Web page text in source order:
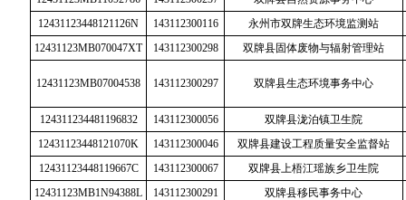
12431123448121126N
143112300116
永州市双牌生态环境监测站
12431123MB070047XT
143112300298 双牌县固体废物与辐射管理站
12431123MB07004538 143112300297 双牌县生态环境事务中心
124311234481196832 143112300056
双牌县泷泊镇卫生院
12431123448121070K
143112300046
双牌县建设工程质量安全监督站
12431123448119667C
143112300067
双牌县上梧江瑶族乡卫生院
12431123MB1N94388L
143112300291
双牌县移民事务中心